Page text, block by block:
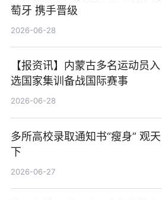
萄牙 携手晋级
2026-06-28
【报资讯】内蒙古多名运动员入
选国家集训备战国际赛事
2026-06-28
多所高校录取通知书“瘦身” 观天
下
2026-06-27